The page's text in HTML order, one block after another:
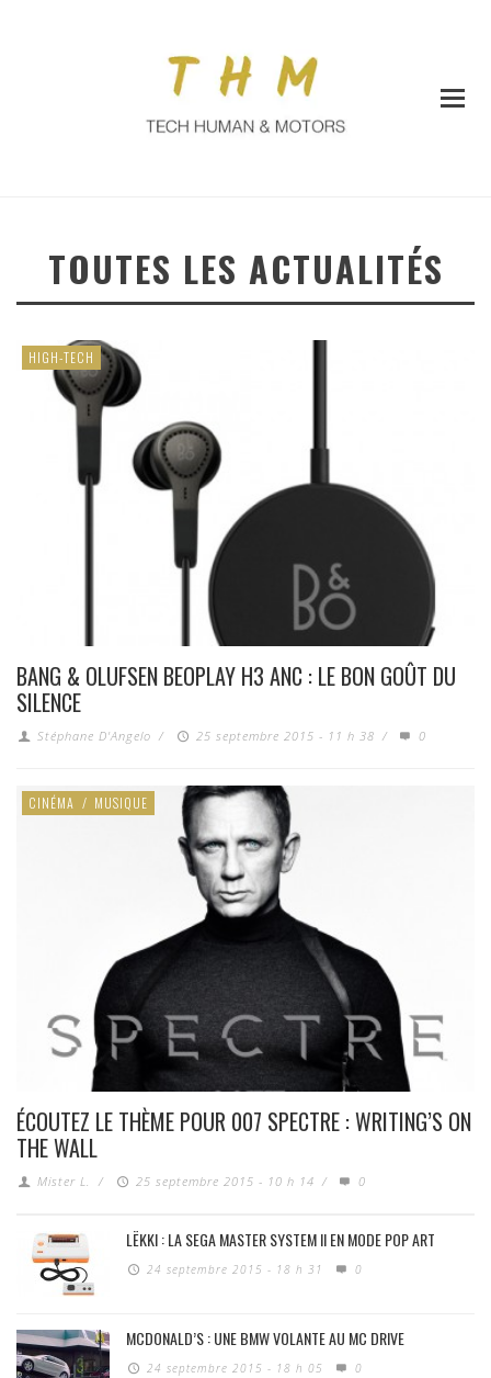
TOUTES LES ACTUALITÉS
HIGH-TECH
BANG & OLUFSEN BEOPLAY H3 ANC : LE BON GOÛT DU
SILENCE
Stéphane D'Angelo / 25 septembre 2015 - 11 h 38 / 0
CINÉMA / MUSIQUE
ÉCOUTEZ LE THÈME POUR 007 SPECTRE : WRITING’S ON
THE WALL
Mister L. / 25 septembre 2015 - 10 h 14 / 0
LËKKI : LA SEGA MASTER SYSTEM II EN MODE POP ART
24 septembre 2015 - 18 h 31 0
MCDONALD’S : UNE BMW VOLANTE AU MC DRIVE
24 septembre 2015 - 18 h 05 0